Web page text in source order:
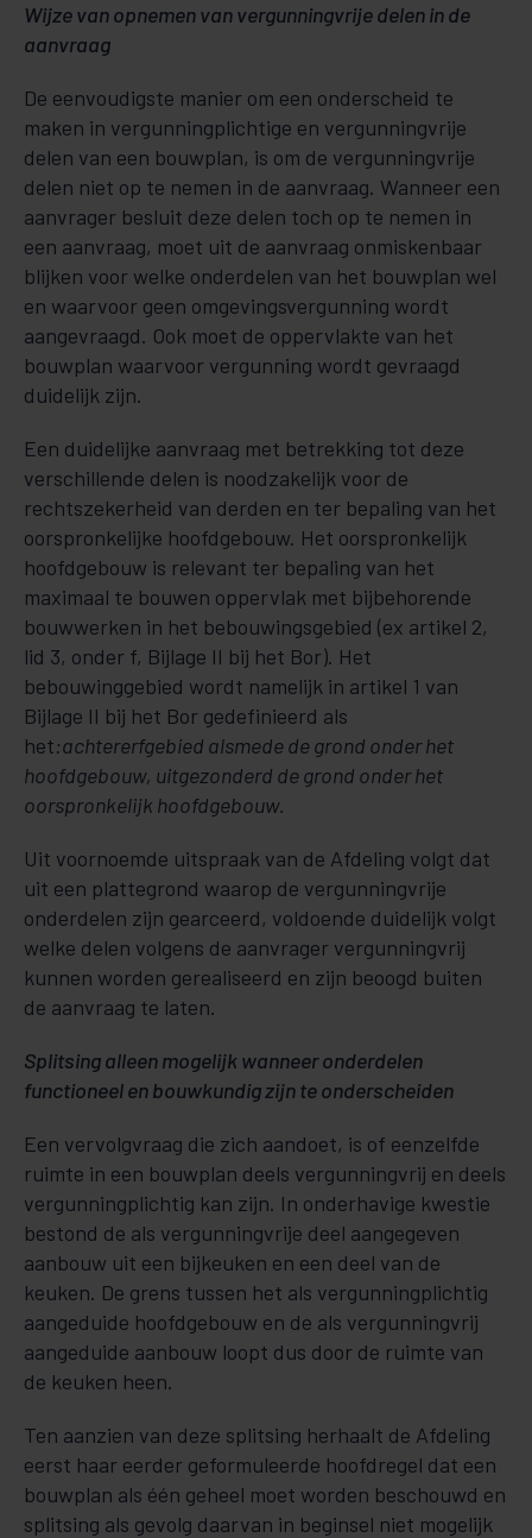
Wijze van opnemen van vergunningvrije delen in de
aanvraag
De eenvoudigste manier om een onderscheid te
maken in vergunningplichtige en vergunningvrije
delen van een bouwplan, is om de vergunningvrije
delen niet op te nemen in de aanvraag. Wanneer een
aanvrager besluit deze delen toch op te nemen in
een aanvraag, moet uit de aanvraag onmiskenbaar
blijken voor welke onderdelen van het bouwplan wel
en waarvoor geen omgevingsvergunning wordt
aangevraagd. Ook moet de oppervlakte van het
bouwplan waarvoor vergunning wordt gevraagd
duidelijk zijn.
Een duidelijke aanvraag met betrekking tot deze
verschillende delen is noodzakelijk voor de
rechtszekerheid van derden en ter bepaling van het
oorspronkelijke hoofdgebouw. Het oorspronkelijk
hoofdgebouw is relevant ter bepaling van het
maximaal te bouwen oppervlak met bijbehorende
bouwwerken in het bebouwingsgebied (ex artikel 2,
lid 3, onder f, Bijlage II bij het Bor). Het
bebouwinggebied wordt namelijk in artikel 1 van
Bijlage II bij het Bor gedefinieerd als
het:achtererfgebied alsmede de grond onder het
hoofdgebouw, uitgezonderd de grond onder het
oorspronkelijk hoofdgebouw.
Uit voornoemde uitspraak van de Afdeling volgt dat
uit een plattegrond waarop de vergunningvrije
onderdelen zijn gearceerd, voldoende duidelijk volgt
welke delen volgens de aanvrager vergunningvrij
kunnen worden gerealiseerd en zijn beoogd buiten
de aanvraag te laten.
Splitsing alleen mogelijk wanneer onderdelen
functioneel en bouwkundig zijn te onderscheiden
Een vervolgvraag die zich aandoet, is of eenzelfde
ruimte in een bouwplan deels vergunningvrij en deels
vergunningplichtig kan zijn. In onderhavige kwestie
bestond de als vergunningvrije deel aangegeven
aanbouw uit een bijkeuken en een deel van de
keuken. De grens tussen het als vergunningplichtig
aangeduide hoofdgebouw en de als vergunningvrij
aangeduide aanbouw loopt dus door de ruimte van
de keuken heen.
Ten aanzien van deze splitsing herhaalt de Afdeling
eerst haar eerder geformuleerde hoofdregel dat een
bouwplan als één geheel moet worden beschouwd en
splitsing als gevolg daarvan in beginsel niet mogelijk